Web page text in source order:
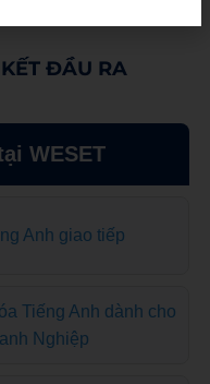
ĐẦU RA
WESET
Anh giao tiếp
Tiếng Anh dành cho
Nghiệp